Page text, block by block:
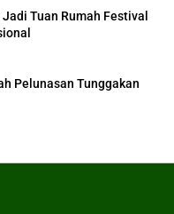
Tuan Rumah Festival
Pelunasan Tunggakan